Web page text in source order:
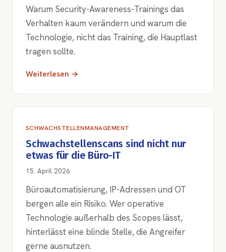
Warum Security-Awareness-Trainings das
Verhalten kaum verändern und warum die
Technologie, nicht das Training, die Hauptlast
tragen sollte.
Weiterlesen →
SCHWACHSTELLENMANAGEMENT
Schwachstellenscans sind nicht nur
etwas für die Büro-IT
15. April 2026
Büroautomatisierung, IP-Adressen und OT
bergen alle ein Risiko. Wer operative
Technologie außerhalb des Scopes lässt,
hinterlässt eine blinde Stelle, die Angreifer
gerne ausnutzen.